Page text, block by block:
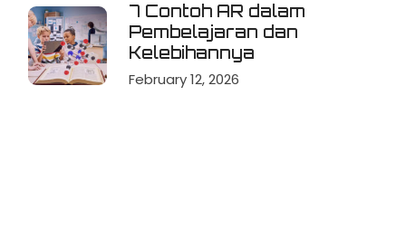
7 Contoh AR dalam
Pembelajaran dan
Kelebihannya
February 12, 2026